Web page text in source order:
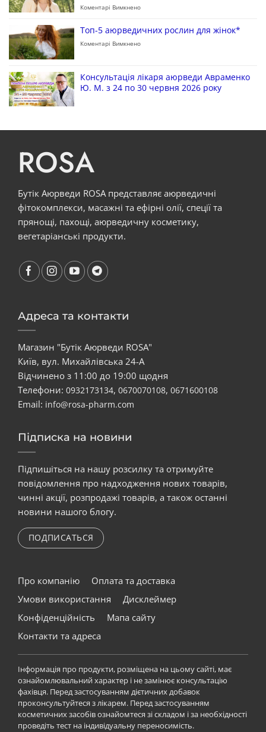
Коментарі Вимкнено
Топ-5 аюрведичних рослин для жінок*
Коментарі Вимкнено
Консультація лікаря аюрведи Авраменко
Ю. М. з 24 по 30 червня 2026 року
ROSA
Бутік Аюрведи ROSA представляє аюрведичні
фітокомплекси, масажні та ефірні олії, спеції та
прянощі, пахощі, аюрведичну косметику,
вегетаріанські продукти.
Адреса та контакти
Магазин "Бутік Аюрведи ROSA"
Київ, вул. Михайлівська 24-А
Відчинено з 11:00 до 19:00 щодня
Телефони: 0932173134, 0670070108, 0671600108
Email: info@rosa-pharm.com
Підписка на новини
Підпишіться на нашу розсилку та отримуйте
повідомлення про надходження нових товарів,
чинні акції, розпродажі товарів, а також останні
новини нашого блогу.
ПОДПИСАТЬСЯ
Про компанію
Оплата та доставка
Умови використання
Дисклеймер
Конфіденційність
Мапа сайту
Контакти та адреса
Інформація про продукти, розміщена на цьому сайті, має
ознайомлювальний характер і не замінює консультацію
фахівця. Перед застосуванням дієтичних добавок
проконсультуйтеся з лікарем. Перед застосуванням
косметичних засобів ознайомтеся зі складом і за необхідності
проведіть тест на індивідуальну переносимість.